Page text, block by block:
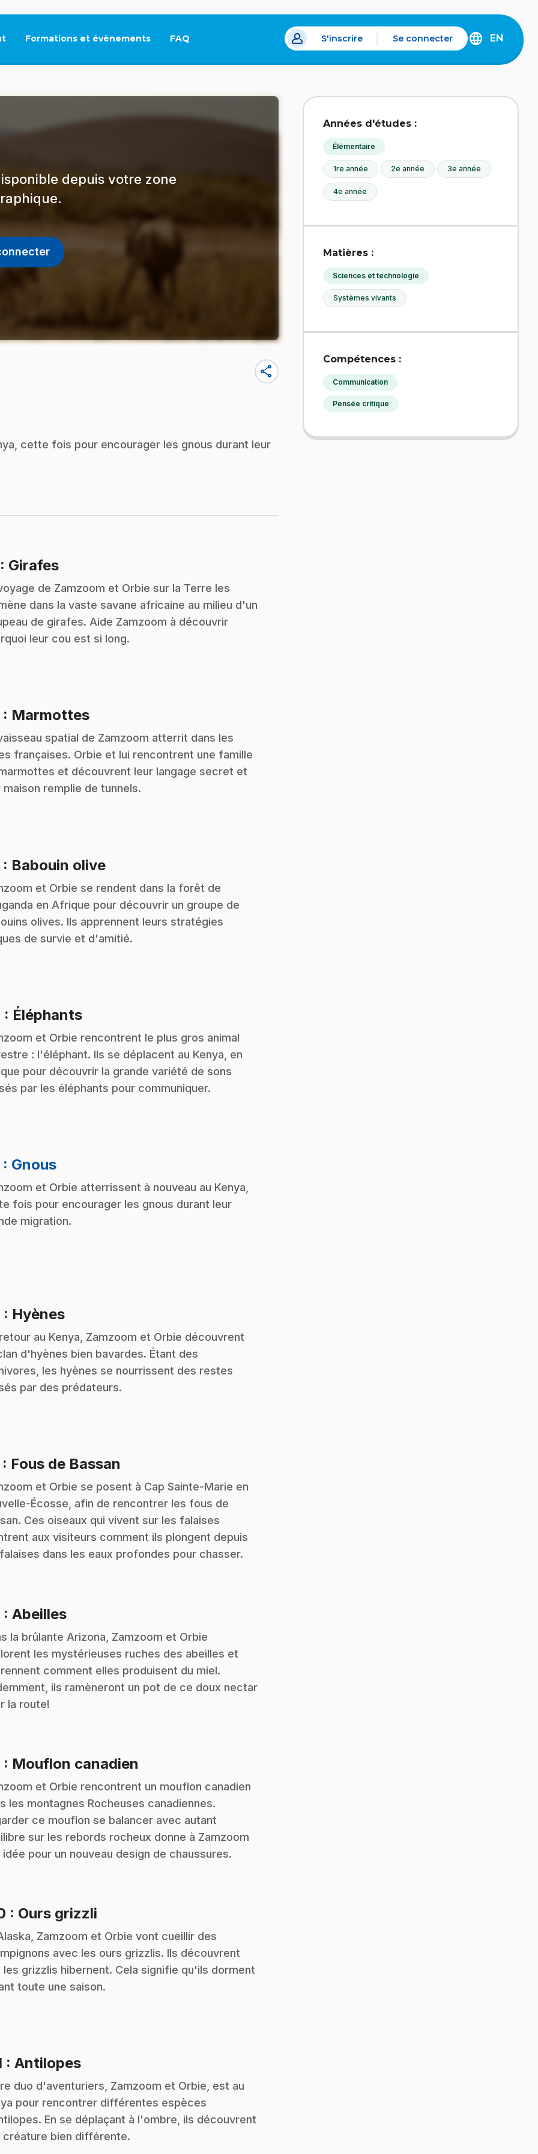
Formations et évènements FAQ
Ce lien s'ouvrira dans un nouvel onglet.
S'inscrire Se connecter
DISCOVER
EN
depuis votre zone
share
cette fois pour encourager les gnous durant leur
: Girafes.
de Zamzoom et Orbie sur la Terre les
dans la vaste savane africaine au milieu d'un
de girafes. Aide Zamzoom à découvrir
leur cou est si long.
: Marmottes.
spatial de Zamzoom atterrit dans les
françaises. Orbie et lui rencontrent une famille
et découvrent leur langage secret et
maison remplie de tunnels.
: Babouin olive.
et Orbie se rendent dans la forêt de
en Afrique pour découvrir un groupe de
olives. Ils apprennent leurs stratégies
de survie et d'amitié.
: Éléphants.
et Orbie rencontrent le plus gros animal
: l'éléphant. Ils se déplacent au Kenya, en
pour découvrir la grande variété de sons
par les éléphants pour communiquer.
: Gnous.
et Orbie atterrissent à nouveau au Kenya,
fois pour encourager les gnous durant leur
migration.
: Hyènes.
au Kenya, Zamzoom et Orbie découvrent
d'hyènes bien bavardes. Étant des
les hyènes se nourrissent des restes
par des prédateurs.
: Fous de Bassan
et Orbie se posent à Cap Sainte-Marie en
Écosse, afin de rencontrer les fous de
Ces oiseaux qui vivent sur les falaises
aux visiteurs comment ils plongent depuis
dans les eaux profondes pour chasser.
: Abeilles.
la brûlante Arizona, Zamzoom et Orbie
les mystérieuses ruches des abeilles et
comment elles produisent du miel.
ils ramèneront un pot de ce doux nectar
la route!
: Mouflon canadien
et Orbie rencontrent un mouflon canadien
les montagnes Rocheuses canadiennes.
ce mouflon se balancer avec autant
sur les rebords rocheux donne à Zamzoom
idée pour un nouveau design de chaussures.
: Ours grizzli
Zamzoom et Orbie vont cueillir des
avec les ours grizzlis. Ils découvrent
les grizzlis hibernent. Cela signifie qu'ils dorment
toute une saison.
: Antilopes.
duo d'aventuriers, Zamzoom et Orbie, est au
pour rencontrer différentes espèces
En se déplaçant à l'ombre, ils découvrent
créature bien différente.
Années d'études :
Élémentaire
1re année 2e année 3e année
4e année
Matières :
Sciences et technologie
Systèmes vivants
Compétences :
Communication
Pensée critique